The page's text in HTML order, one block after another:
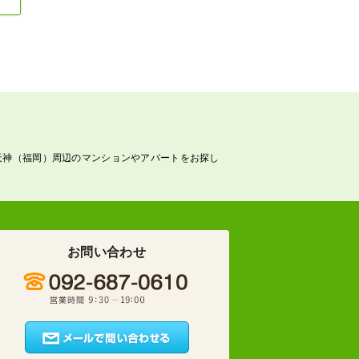
（福岡）周辺のマンションやアパートをお探し
お問い合わせ